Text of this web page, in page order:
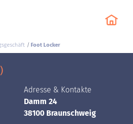
Foot Locker
Adresse & Kontakte
Damm 24
38100 Braunschweig